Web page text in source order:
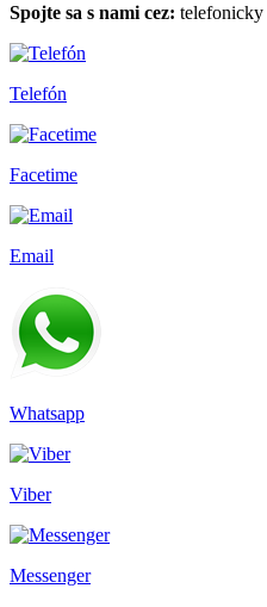
Spojte sa s nami cez: telefonicky
Telefón
Facetime
Email
Whatsapp
Viber
Messenger